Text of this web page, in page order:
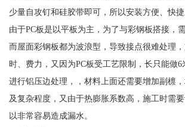
少量自攻钉和硅胶带即可，所以安装方便、快
由于PC板是以平板为主，为了与彩钢板搭接，
而屋面彩钢板都为波浪型，导致接点很难处理
时、费力，又因为PC板受工艺限制，长只能做
进行铝压边处理，，材料上面还需要增加副檩
及复杂程度，又由于热膨胀系数高，施工时需
以非常容易造成漏水。